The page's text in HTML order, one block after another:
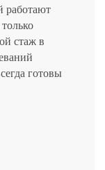
работают
стаж в
готовы